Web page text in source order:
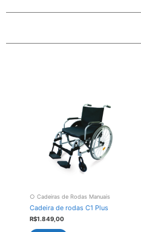
○ Cadeiras de Rodas Manuais
Cadeira de rodas C1 Plus
R$1.849,00